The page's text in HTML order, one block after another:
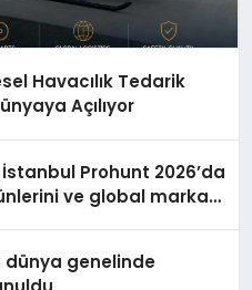
Havacılık Tedarik
Açılıyor
Prohunt 2026’da
ve global marka
dünya genelinde